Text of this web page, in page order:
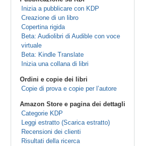
Inizia a pubblicare con KDP
Creazione di un libro
Copertina rigida
Beta: Audiolibri di Audible con voce
virtuale
Beta: Kindle Translate
Inizia una collana di libri
Ordini e copie dei libri
Copie di prova e copie per l’autore
Amazon Store e pagina dei dettagli
Categorie KDP
Leggi estratto (Scarica estratto)
Recensioni dei clienti
Risultati della ricerca